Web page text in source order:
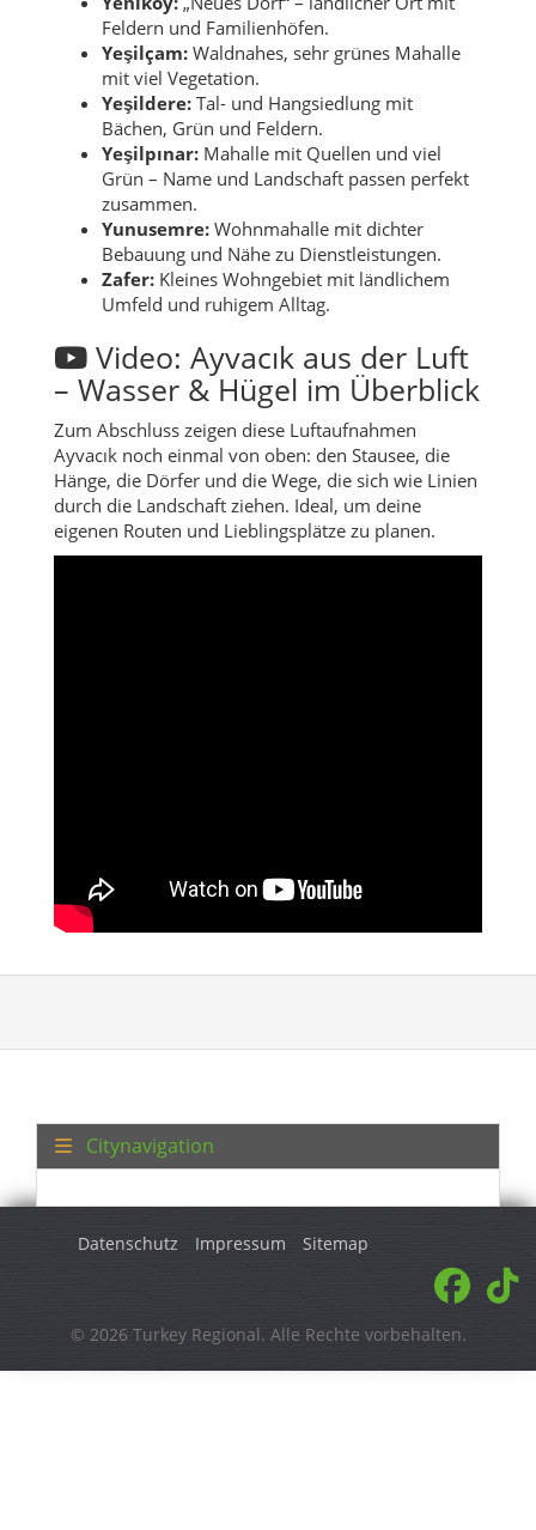
Feldern und Familienhöfen.
Yeşilçam: Waldnahes, sehr grünes Mahalle
mit viel Vegetation.
Yeşildere: Tal- und Hangsiedlung mit
Bächen, Grün und Feldern.
Yeşilpınar: Mahalle mit Quellen und viel
Grün – Name und Landschaft passen perfekt
zusammen.
Yunusemre: Wohnmahalle mit dichter
Bebauung und Nähe zu Dienstleistungen.
Zafer: Kleines Wohngebiet mit ländlichem
Umfeld und ruhigem Alltag.
Video: Ayvacık aus der Luft
– Wasser & Hügel im Überblick
Zum Abschluss zeigen diese Luftaufnahmen
Ayvacık noch einmal von oben: den Stausee, die
Hänge, die Dörfer und die Wege, die sich wie Linien
durch die Landschaft ziehen. Ideal, um deine
eigenen Routen und Lieblingsplätze zu planen.
Citynavigation
Datenschutz Impressum Sitemap
© 2026 Turkey Regional. Alle Rechte vorbehalten.